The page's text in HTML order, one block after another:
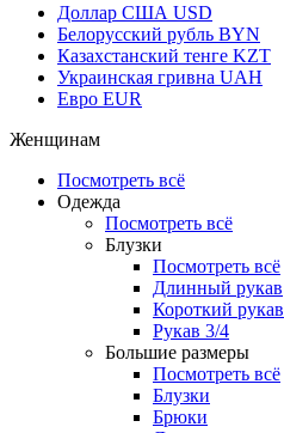
Доллар США USD
Белорусский рубль BYN
Казахстанский тенге KZT
Украинская гривна UAH
Евро EUR
Женщинам
Посмотреть всё
Одежда
Посмотреть всё
Блузки
Посмотреть всё
Длинный рукав
Короткий рукав
Рукав 3/4
Большие размеры
Посмотреть всё
Блузки
Брюки